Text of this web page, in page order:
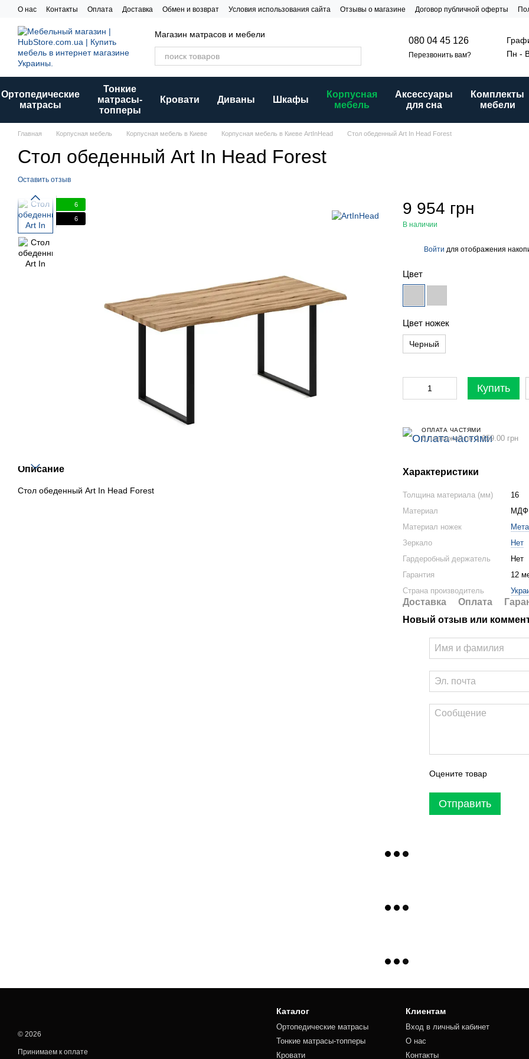
Перейти к основному контенту
О нас Контакты Оплата Доставка Обмен и возврат Условия использования сайта Отзывы о магазине Договор публичной оферты
Магазин матрасов и мебели
080 04 45 126
Перезвонить вам?
Пн -
Ортопедические
матрасы
Тонкие
матрасы-
топперы
Кровати Диваны Шкафы
Корпусная
мебель
Аксессуары
для сна
Комплекты
мебели
Главная Корпусная мебель Корпусная мебель в Киеве Корпусная мебель в Киеве ArtInHead Стол обеденный Art In Head Forest
Стол обеденный Art In Head Forest
Оставить отзыв
6
6
Описание
Стол обеденный Art In Head Forest
9 954 грн
В наличии
Войти для отображения
Цвет
Цвет ножек
Черный
Купить
ОПЛАТА ЧАСТЯМИ
6 платежей по 1 659.00 грн
Характеристики
Толщина материала (мм)
16
Материал
МДФ
Материал ножек
Зеркало
Нет
Гардеробный держатель
Нет
Гарантия
12
Страна производитель
Доставка Оплата
Новый отзыв или
Оцените товар
Отправить
© 2026
Принимаем к оплате
Каталог
Ортопедические матрасы
Тонкие матрасы-топперы
Кровати
Клиентам
Вход в личный кабинет
О нас
Контакты